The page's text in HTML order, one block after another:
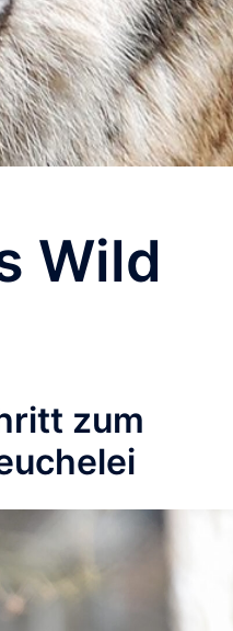
Wild
zum